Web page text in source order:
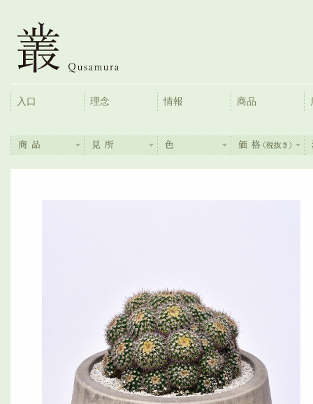
入口 理念 情報 商品